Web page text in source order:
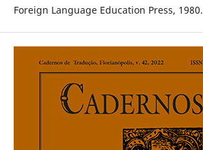
Foreign Language Education Press, 1980.